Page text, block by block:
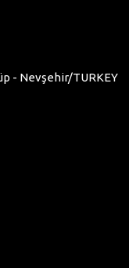
- Nevşehir/TURKEY